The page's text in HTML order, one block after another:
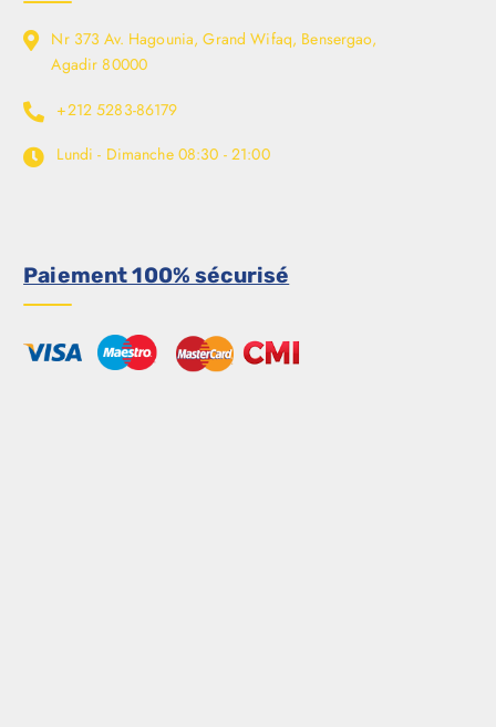
Nr 373 Av. Hagounia, Grand Wifaq, Bensergao,
Agadir 80000
+212 5283-86179
Lundi - Dimanche 08:30 - 21:00
Paiement 100% sécurisé